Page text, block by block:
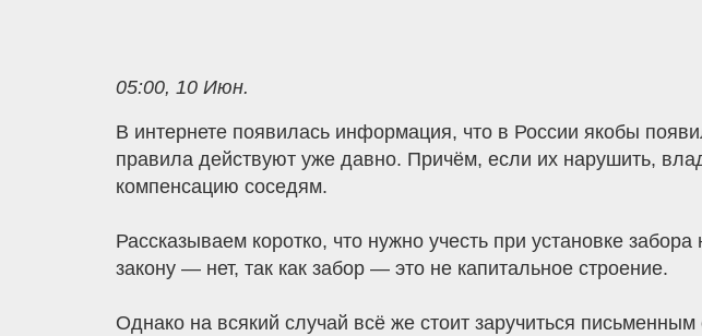
05:00, 10 Июн.
В интернете появилась информация, что в России якобы
правила действуют уже давно. Причём, если их нарушить,
компенсацию соседям.
Рассказываем коротко, что нужно учесть при установке
закону — нет, так как забор — это не капитальное строение.
Однако на всякий случай всё же стоит заручиться